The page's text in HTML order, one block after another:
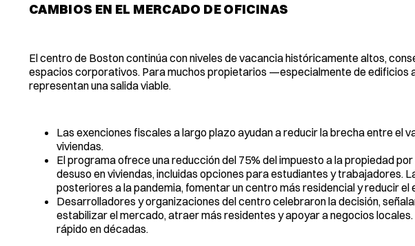
CAMBIOS EN EL MERCADO DE OFICINAS
El centro de Boston continúa con niveles de vacancia históricamente altos,
espacios corporativos. Para muchos propietarios —especialmente de edificios
representan una salida viable.
Las exenciones fiscales a largo plazo ayudan a reducir la brecha entre el
viviendas.
El programa ofrece una reducción del 75% del impuesto a la propiedad
desuso en viviendas, incluidas opciones para estudiantes y trabajadores.
posteriores a la pandemia, fomentar un centro más residencial y reducir
Desarrolladores y organizaciones del centro celebraron la decisión,
estabilizar el mercado, atraer más residentes y apoyar a negocios
rápido en décadas.